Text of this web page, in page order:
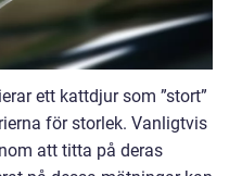
ett kattdjur som ”stort”
för storlek. Vanligtvis
att titta på deras